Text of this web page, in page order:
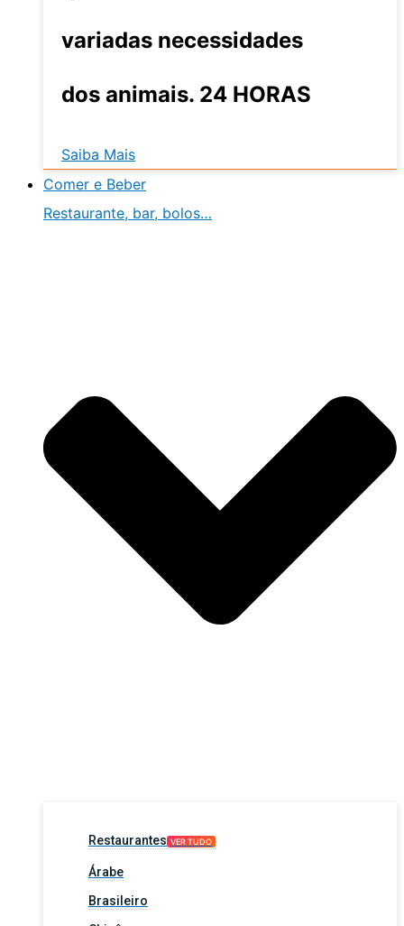
variadas necessidades
dos animais. 24 HORAS
Saiba Mais
Comer e Beber
Restaurante, bar, bolos…
Restaurantes VER TUDO
Árabe
Brasileiro